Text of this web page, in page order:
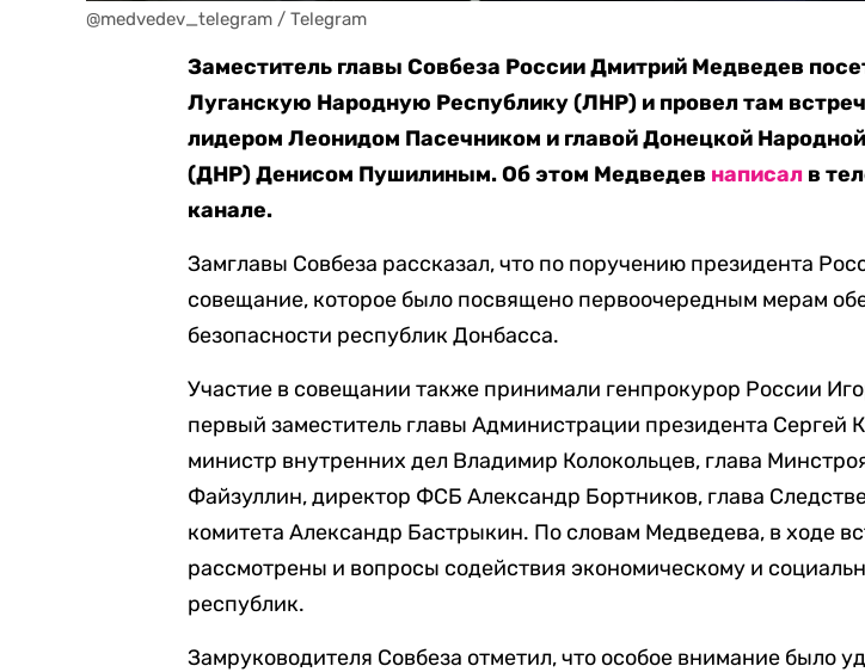
@medvedev_telegram / Telegram
Заместитель главы Совбеза России Дмитрий Медведев
Луганскую Народную Республику (ЛНР) и провел там
лидером Леонидом Пасечником и главой Донецкой
(ДНР) Денисом Пушилиным. Об этом Медведев написал в
канале.
Замглавы Совбеза рассказал, что по поручению президента
совещание, которое было посвящено первоочередным мерам
безопасности республик Донбасса.
Участие в совещании также принимали генпрокурор России
первый заместитель главы Администрации президента Сергей
министр внутренних дел Владимир Колокольцев, глава
Файзуллин, директор ФСБ Александр Бортников, глава
комитета Александр Бастрыкин. По словам Медведева, в ходе
рассмотрены и вопросы содействия экономическому и
республик.
Замруководителя Совбеза отметил, что особое внимание было